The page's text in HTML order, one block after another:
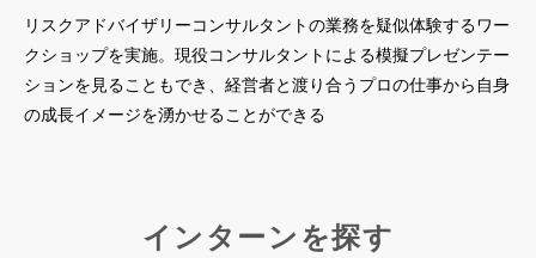
リスクアドバイザリーコンサルタントの業務を疑似体験するワー
クショップを実施。現役コンサルタントによる模擬プレゼンテー
ションを見ることもでき、経営者と渡り合うプロの仕事から自身
の成長イメージを湧かせることができる
インターンを探す